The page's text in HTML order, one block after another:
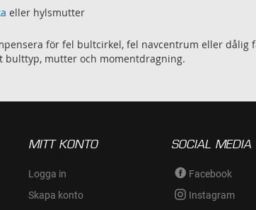
eller hylsmutter
för fel bultcirkel, fel navcentrum eller dålig
bulttyp, mutter och momentdragning.
MITT KONTO
Logga in
Skapa konto
SOCIAL MEDIA
Facebook
Instagram